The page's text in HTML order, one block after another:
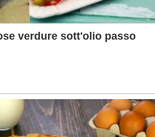
verdure sott'olio passo